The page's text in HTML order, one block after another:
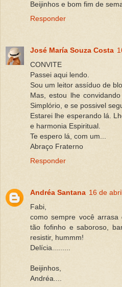
Beijinhos e bom fim de
Responder
José María Souza Costa
CONVITE
Passei aqui lendo.
Sou um leitor assíduo de
Mas, estou lhe
Simplório, e se possivel
Estarei lhe esperando lá.
e harmonia Espiritual.
Te espero lá, com um...
Abraço Fraterno
Responder
Andréa Santana 16 de
Fabi,
como sempre você arrasa
tão fofinho e saboroso,
resistir, hummm!
Delícia.........
Beijinhos,
Andréa....